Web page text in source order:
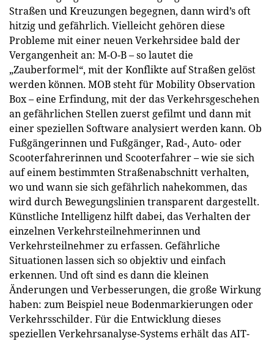
Straßen und Kreuzungen begegnen, dann wird’s oft
hitzig und gefährlich. Vielleicht gehören diese
Probleme mit einer neuen Verkehrsidee bald der
Vergangenheit an: M-O-B – so lautet die
„Zauberformel“, mit der Konflikte auf Straßen gelöst
werden können. MOB steht für Mobility Observation
Box – eine Erfindung, mit der das Verkehrsgeschehen
an gefährlichen Stellen zuerst gefilmt und dann mit
einer speziellen Software analysiert werden kann. Ob
Fußgängerinnen und Fußgänger, Rad-, Auto- oder
Scooterfahrerinnen und Scooterfahrer – wie sie sich
auf einem bestimmten Straßenabschnitt verhalten,
wo und wann sie sich gefährlich nahekommen, das
wird durch Bewegungslinien transparent dargestellt.
Künstliche Intelligenz hilft dabei, das Verhalten der
einzelnen Verkehrsteilnehmerinnen und
Verkehrsteilnehmer zu erfassen. Gefährliche
Situationen lassen sich so objektiv und einfach
erkennen. Und oft sind es dann die kleinen
Änderungen und Verbesserungen, die große Wirkung
haben: zum Beispiel neue Bodenmarkierungen oder
Verkehrsschilder. Für die Entwicklung dieses
speziellen Verkehrsanalyse-Systems erhält das AIT-